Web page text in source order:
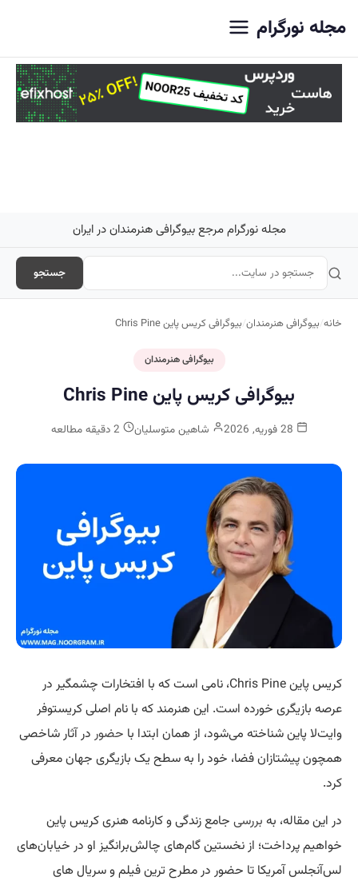
مجله نورگرام
مجله نورگرام مرجع بیوگرافی هنرمندان در ایران
جستجو
خانه/بیوگرافی هنرمندان/بیوگرافی کریس پاین Chris Pine
بیوگرافی هنرمندان
بیوگرافی کریس پاین Chris Pine
شاهین متوسلیان
کریس پاین Chris Pine، نامی است که با افتخارات چشمگیر در
عرصه بازیگری خورده است. این هنرمند که با نام اصلی کریستوفر
وایت‌لا پاین شناخته می‌شود، از همان ابتدا با حضور در آثار شاخصی
همچون پیشتازان فضا، خود را به سطح یک بازیگری جهان معرفی
کرد.
در این مقاله، به بررسی جامع زندگی و کارنامه هنری کریس پاین
خواهیم پرداخت؛ از نخستین گام‌های چالش‌برانگیز او در خیابان‌های
لس‌آنجلس آمریکا تا حضور در مطرح ترین فیلم و سریال های